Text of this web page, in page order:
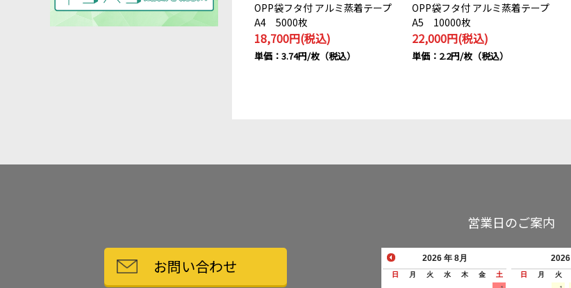
OPP袋フタ付 アルミ蒸着テープ
A4 5000枚
18,700円(税込)
単価：3.74円/枚（税込）
OPP袋フタ付 アルミ蒸着テープ
A5 10000枚
22,000円(税込)
単価：2.2円/枚（税込）
お問い合わせ
営業日のご案内
2026 年 8月
日 月 火 水 木 金
土
2026
日 月 火